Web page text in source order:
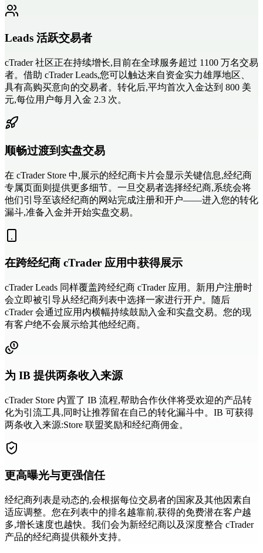
Leads 活跃交易者
cTrader 社区正在持续增长,目前在全球服务超过 1100 万名交易
者。借助 cTrader Leads,您可以触达来自资金实力雄厚地区、
具有高购买意向的交易者。转化后,平均首次入金达到 800 美
元,每位用户每月入金 2.3 次。
顺畅过渡到实盘交易
在 cTrader Store 中,展示的经纪商卡片会显示关键信息,经纪商
专属页面则提供更多细节。一旦交易者选择经纪商,系统会将
他们引导至该经纪商的网站完成注册和开户——进入您的转化
漏斗,准备入金并开始实盘交易。
在跨经纪商 cTrader 应用中获得展示
cTrader Leads 同样覆盖跨经纪商 cTrader 应用。新用户注册时
会立即被引导从经纪商列表中选择一家进行开户。随后
cTrader 会通过应用内横幅持续鼓励入金和实盘交易。您的现
有客户绝不会展示给其他经纪商。
为 IB 提供两条收入来源
cTrader Store 内置了 IB 流程,帮助合作伙伴将受欢迎的产品转
化为引流工具,同时让推荐留在自己的转化漏斗中。IB 可获得
两条收入来源:Store 联盟奖励和经纪商佣金。
更高曝光与更强信任
经纪商列表是动态的,会根据每位交易者的国家及其他因素自
适应调整。您在列表中的排名越靠前,获得的免费潜在客户越
多,增长速度也越快。我们会为新经纪商以及深度整合 cTrader
产品的经纪商提供额外支持。